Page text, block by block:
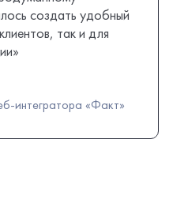
данных о товарах,